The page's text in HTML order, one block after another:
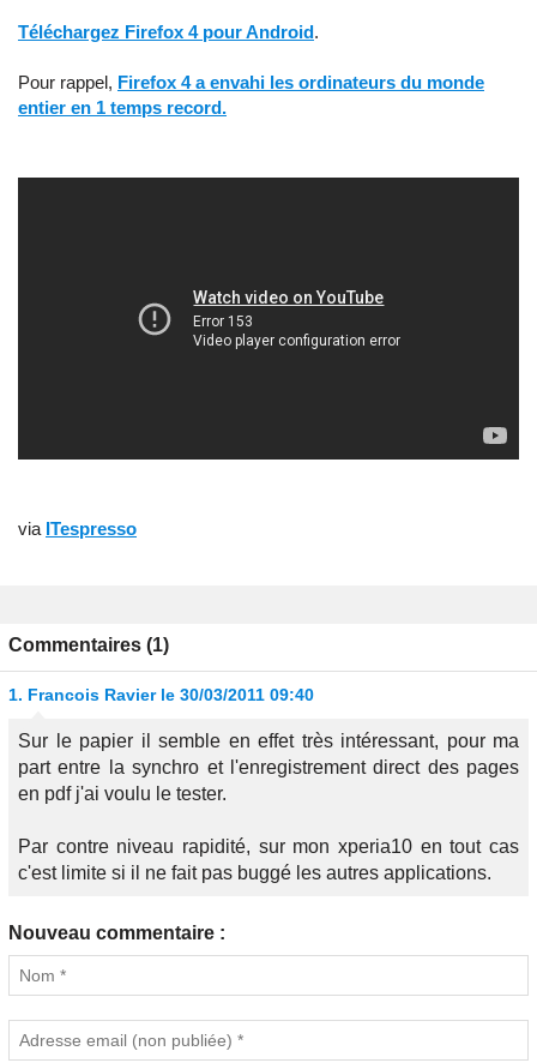
Téléchargez Firefox 4 pour Android.
Pour rappel, Firefox 4 a envahi les ordinateurs du monde
entier en 1 temps record.
via ITespresso
Commentaires (1)
1. Francois Ravier le 30/03/2011 09:40
Sur le papier il semble en effet très intéressant, pour ma
part entre la synchro et l'enregistrement direct des pages
en pdf j'ai voulu le tester.
Par contre niveau rapidité, sur mon xperia10 en tout cas
c'est limite si il ne fait pas buggé les autres applications.
Nouveau commentaire :